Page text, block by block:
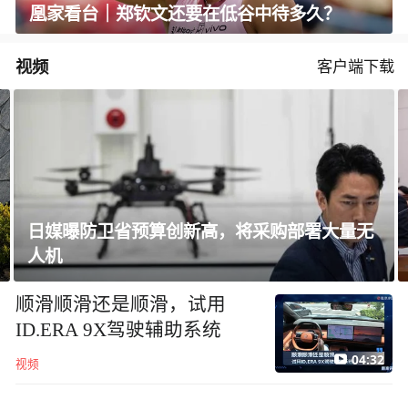
凰家看台｜郑钦文还要在低谷中待多久？
视频 客户端下载
韩国足协就“性招待”外国裁判丑闻致歉
顺滑顺滑还是顺滑，试用
ID.ERA 9X驾驶辅助系统
视频 04:32